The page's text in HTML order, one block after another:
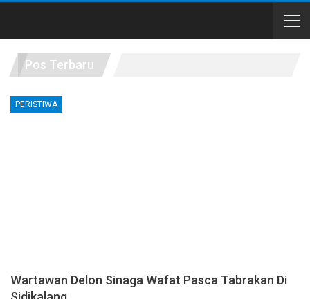
Pos Terbaru
PERISTIWA
Wartawan Delon Sinaga Wafat Pasca Tabrakan Di